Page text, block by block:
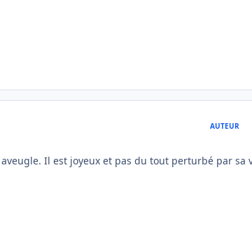
AUTEUR
Il est joyeux et pas du tout perturbé par sa